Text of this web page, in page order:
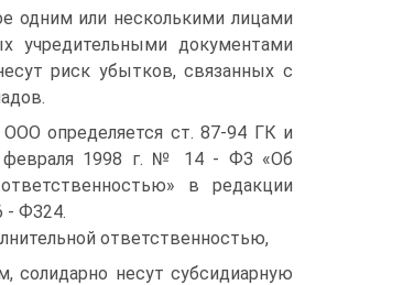
одним или несколькими лицами
учредительными документами
риск убытков, связанных с
определяется ст. 87-94 ГК и
1998 г. № 14 - ФЗ «Об
в редакции
- ФЗ24.
ответственностью,
солидарно несут субсидиарную